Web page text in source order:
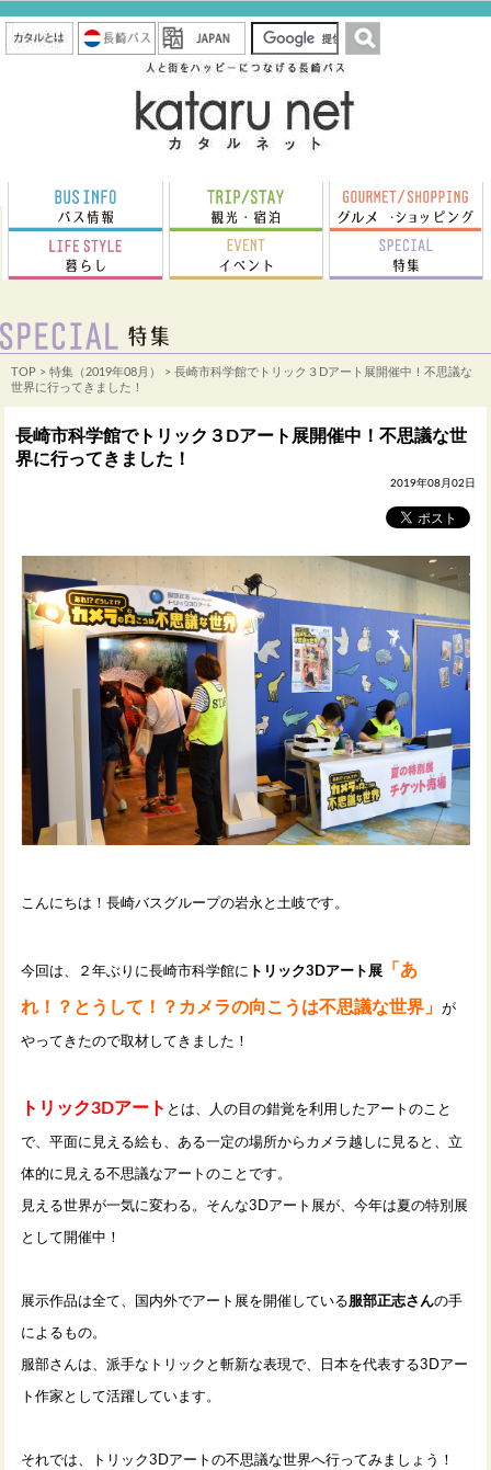
TOP > 特集（2019年08月）
> 長崎市科学館でトリック３Dアート展開催中！不思議な
世界に行ってきました！
長崎市科学館でトリック３Dアート展開催中！不思議な世
界に行ってきました！
2019年08月02日
こんにちは！長崎バスグループの岩永と土岐です。
今回は、２年ぶりに長崎市科学館に トリック3Dアート展 「あ
れ！？とうして！？カメラの向こうは不思議な世界」が
やってきたので取材してきました！
トリック3Dアート とは、人の目の錯覚を利用したアートのこと
で、平面に見える絵も、ある一定の場所からカメラ越しに見ると、立
体的に見える不思議なアートのことです。
見える世界が一気に変わる。そんな3Dアート展が、今年は夏の特別展
として開催中！
展示作品は全て、国内外でアート展を開催している服部正志さんの手
によるもの。
服部さんは、派手なトリックと斬新な表現で、日本を代表する3Dアー
ト作家として活躍しています。
それでは、トリック3Dアートの不思議な世界へ行ってみましょう！